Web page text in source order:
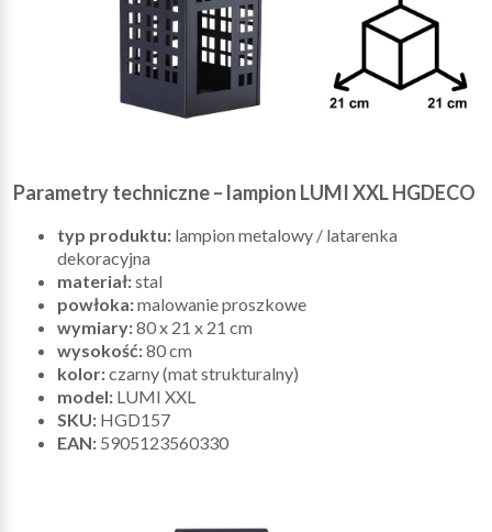
Parametry techniczne – lampion LUMI XXL HGDECO
typ produktu: lampion metalowy / latarenka
dekoracyjna
materiał:stal
powłoka:malowanie proszkowe
wymiary:80 x 21 x 21 cm
wysokość:80 cm
kolor:czarny (mat strukturalny)
model: LUMI XXL
SKU: HGD157
EAN: 5905123560330